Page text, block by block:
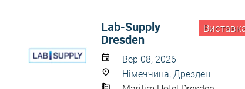
Lab-Supply
Dresden
Вер 08, 2026
Німеччина, Дрезден